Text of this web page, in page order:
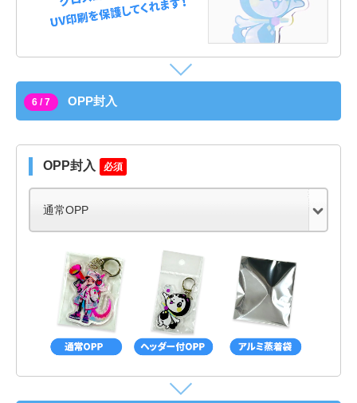
6 / 7 OPP封入
OPP封入 必須